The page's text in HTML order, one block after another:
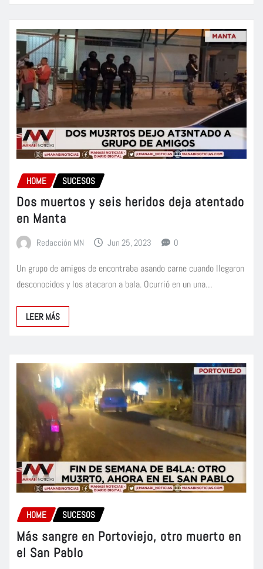
HOME SUCESOS
Dos muertos y seis heridos deja atentado
en Manta
Redacción MN Jun 25, 2023 0
Un grupo de amigos de encontraba asando carne cuando llegaron
desconocidos y los atacaron a bala. Ocurrió en un una…
LEER MÁS
HOME SUCESOS
Más sangre en Portoviejo, otro muerto en
el San Pablo